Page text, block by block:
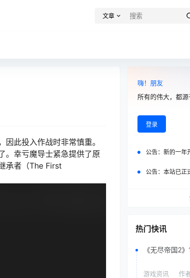
文章
此投入作战时非常慎重。
。幸亏魔导士紧急提供了原
承者（The First
嗨！朋友
所有的伟大，都
登录
公告： 新的一年
公告： 本站已正式
热门快讯
《无尽帝国2
游戏资讯 作